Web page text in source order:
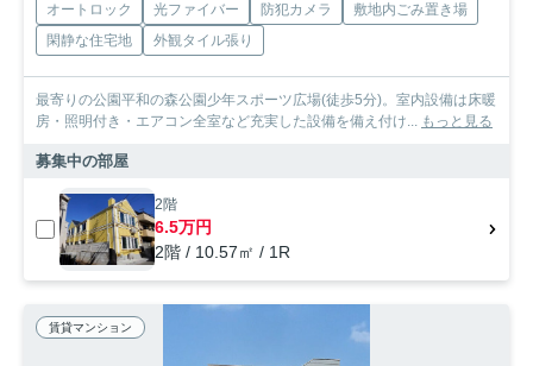
オートロック 光ファイバー 防犯カメラ
敷地内ごみ置き場
閑静な住宅地
外観タイル張り
最寄りの公園平和の森公園少年スポーツ広場(徒歩5分)。室内設備は床暖
房・照明付き・エアコン全室など充実した設備を備え付け... もっと見る
募集中の部屋
2階
6.5万円
2階 / 10.57㎡ / 1R
賃貸マンション